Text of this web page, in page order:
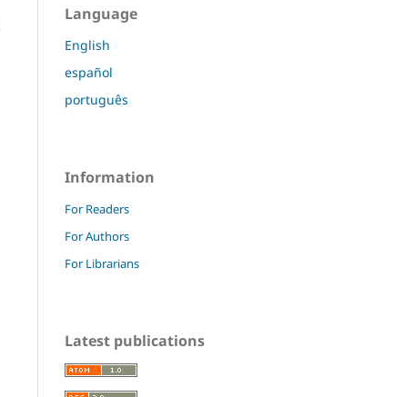
Language
English
español
português
Information
For Readers
For Authors
For Librarians
Latest publications